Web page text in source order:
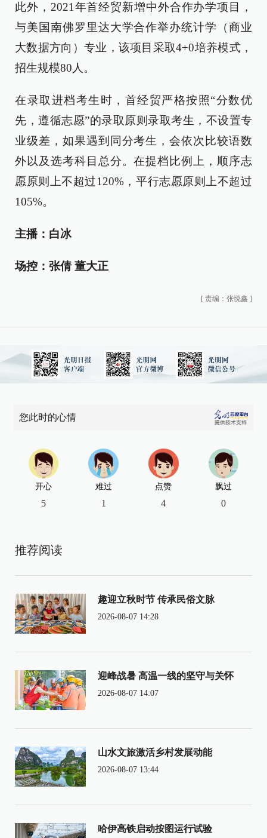
此外，2021年首经贸新增中外合作办学项目，
与美国南佛罗里达大学合作举办统计学（商业
大数据方向）专业，该项目采取4+0培养模式，
招生规模80人。
在录取进档考生时，首经贸严格按照“分数优
先，遵循志愿”的录取原则录取考生，不设置专
业级差，如果遇到同分考生，会依次比较语数
外以及选考科目总分。在提档比例上，顺序志
愿原则上不超过120%，平行志愿原则上不超过
105%。
主播：白冰
场控：张倩 董大正
[ 责编：张悦鑫 ]
您此时的心情
开心
5
难过
1
点赞
4
飘过
0
推荐阅读
趣迎立秋时节 传承民俗文脉
2026-08-07 14:28
迎峰战暑 高温一线的坚守与关怀
2026-08-07 14:07
山水文旅激活乡村发展动能
2026-08-07 13:44
哈伊高铁启动按图运行试验